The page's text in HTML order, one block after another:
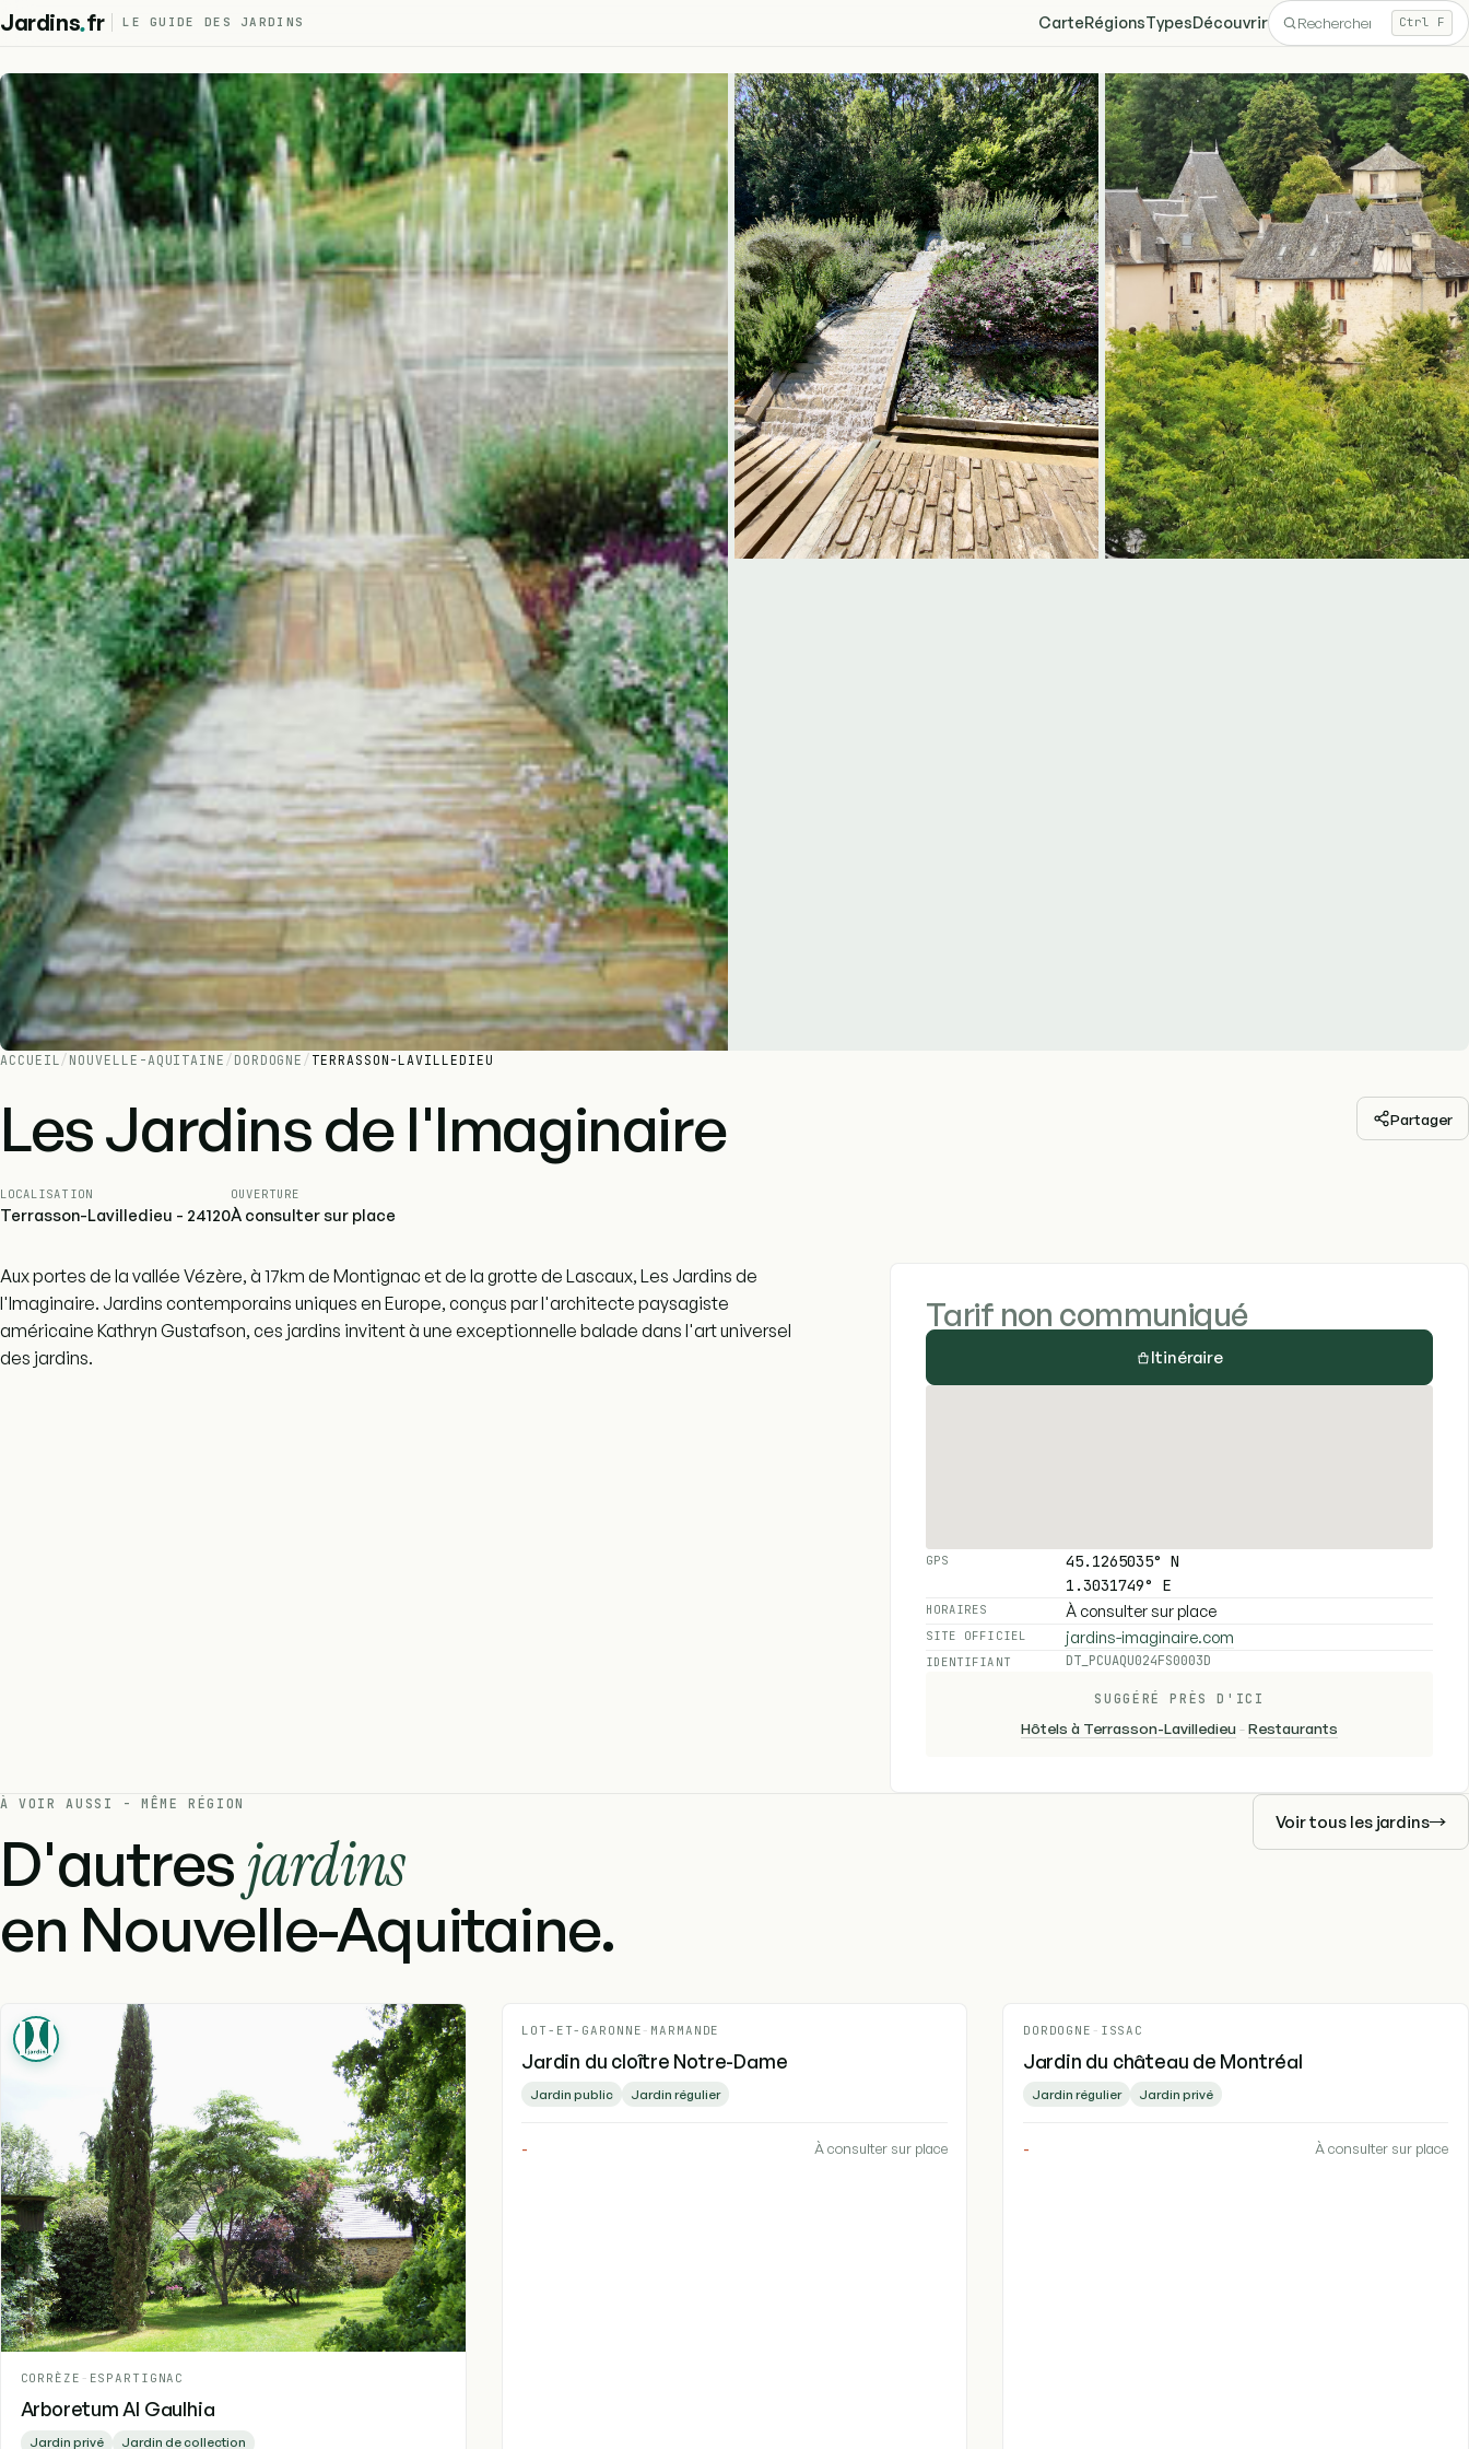
Jardins.fr LE GUIDE DES JARDINS CarteRégionsTypesDécouvrir Ctrl F
ACCUEIL / NOUVELLE-AQUITAINE / DORDOGNE / TERRASSON-LAVILLEDIEU
Les Jardins de l'Imaginaire Partager
LOCALISATION
Terrasson-Lavilledieu - 24120
OUVERTURE
À consulter sur place
Aux portes de la vallée Vézère, à 17km de Montignac et de la grotte de Lascaux, Les Jardins de
l'Imaginaire. Jardins contemporains uniques en Europe, conçus par l'architecte paysagiste
américaine Kathryn Gustafson, ces jardins invitent à une exceptionnelle balade dans l'art universel
des jardins.
Tarif non communiqué
Itinéraire
GPS
45.1265035° N
1.3031749° E
HORAIRES À consulter sur place
SITE OFFICIEL jardins-imaginaire.com
IDENTIFIANT DT_PCUAQU024FS0003D
SUGGÉRÉ PRÈS D'ICI
Hôtels à Terrasson-Lavilledieu-Restaurants
À VOIR AUSSI - MÊME RÉGION
D'autresjardins
en Nouvelle-Aquitaine.
Voir tous les jardins
CORRÈZE - ESPARTIGNAC
Arboretum Al Gaulhia
Jardin privé Jardin de collection
LOT-ET-GARONNE - MARMANDE
Jardin du cloître Notre-Dame
Jardin public Jardin régulier
- À consulter sur place
DORDOGNE - ISSAC
Jardin du château de Montréal
Jardin régulier Jardin privé
- À consulter sur place